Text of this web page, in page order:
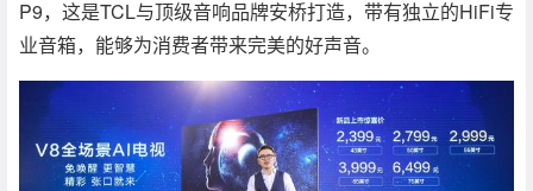
P9，这是TCL与顶级音响品牌安桥打造，带有独立的HiFi专
业音箱，能够为消费者带来完美的好声音。